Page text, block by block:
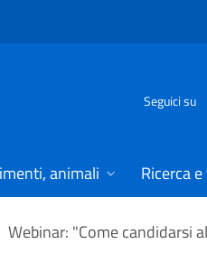
Seguici su
animali Ricerca
Webinar: "Come candidarsi